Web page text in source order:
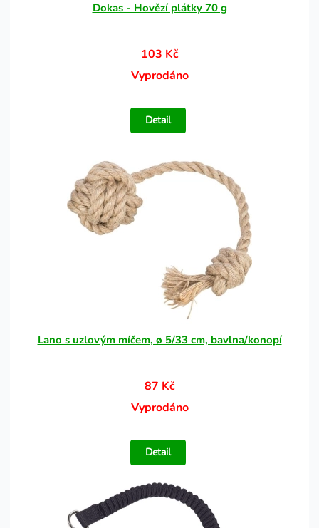
Dokas - Hovězí plátky 70 g
103 Kč
Vyprodáno
Detail
Lano s uzlovým míčem, ø 5/33 cm, bavlna/konopí
87 Kč
Vyprodáno
Detail